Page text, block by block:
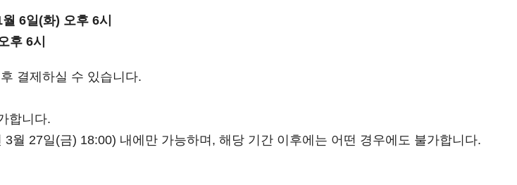
6일(화) 오후 6시
후 6시
결제하실 수 있습니다.
합니다.
27일(금) 18:00) 내에만 가능하며, 해당 기간 이후에는 어떤 경우에도 불가합니다.